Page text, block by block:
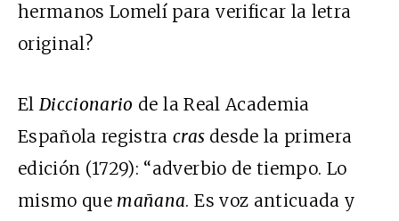
hermanos Lomelí para verificar la letra
original?
ElDiccionario de la Real Academia
Española registracras desde la primera
edición (1729): “adverbio de tiempo. Lo
mismo que mañana. Es voz anticuada y